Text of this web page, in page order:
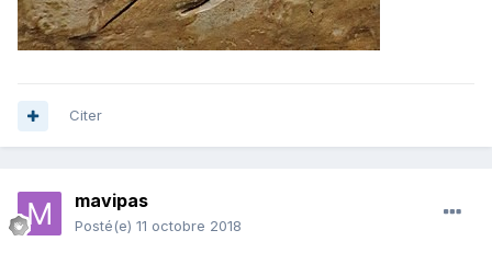
Citer
mavipas
Posté(e) 11 octobre 2018